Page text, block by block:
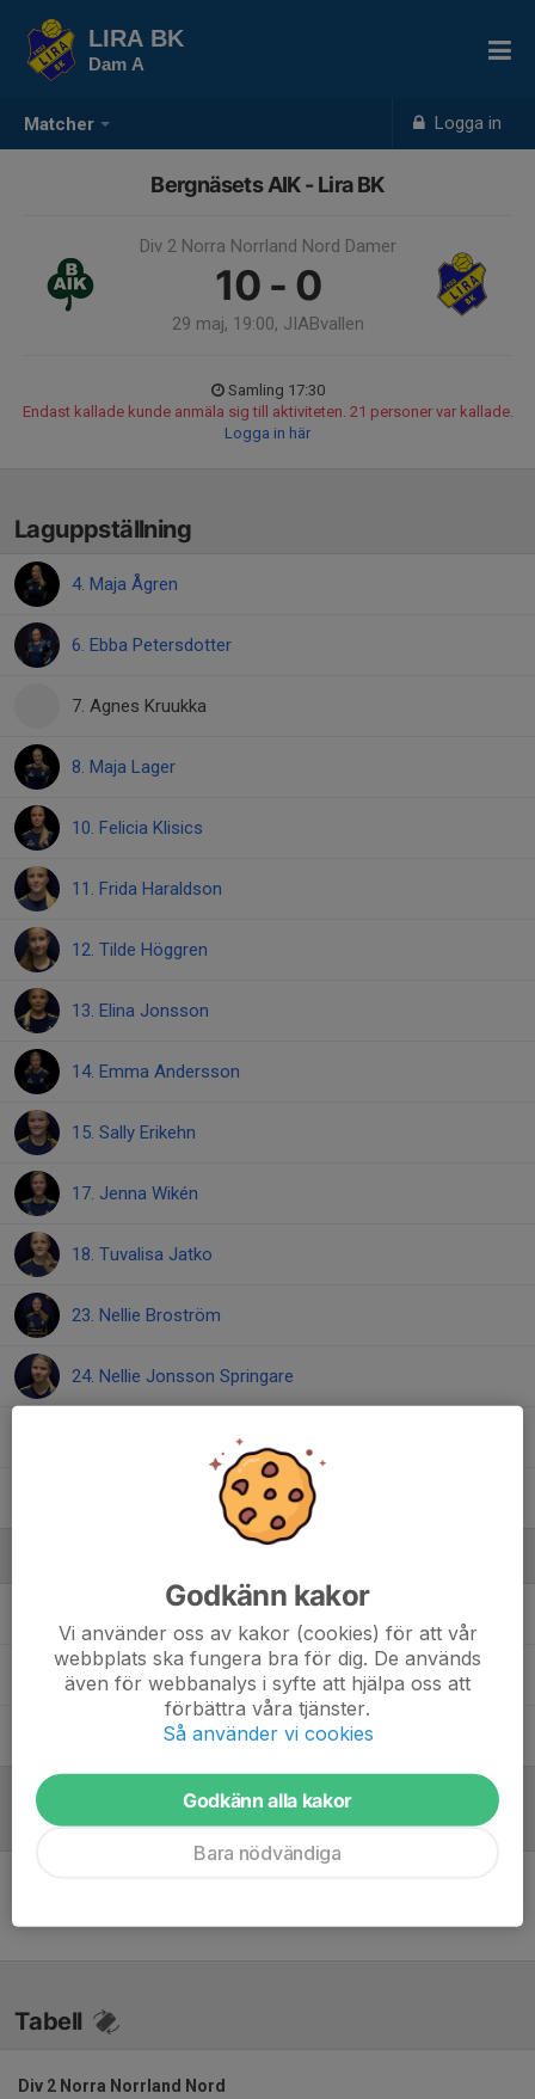
Matcher Logga in
LIRA BK
Dam A
Bergnäsets AIK - Lira BK
Div 2 Norra Norrland Nord Damer
10 - 0
29 maj, 19:00, JIABvallen
Samling 17:30
Endast kallade kunde anmäla sig till aktiviteten. 21 personer var kallade.
Logga in här
Laguppställning
4. Maja Ågren
6. Ebba Petersdotter
7. Agnes Kruukka
8. Maja Lager
10. Felicia Klisics
11. Frida Haraldson
12. Tilde Höggren
13. Elina Jonsson
14. Emma Andersson
15. Sally Erikehn
17. Jenna Wikén
18. Tuvalisa Jatko
23. Nellie Broström
24. Nellie Jonsson Springare
, F15 Junior
Daniel LindgrenMålvaktstränare
Peter LindqvistAssisterande tränare
Praneeth ChandranTränare
Referat
Tabell
Div 2 Norra Norrland Nord
Godkänn kakor
Vi använder oss av kakor (cookies) för att vår
webbplats ska fungera bra för dig. De används
även för webbanalys i syfte att hjälpa oss att
förbättra våra tjänster.
Så använder vi cookies
Godkänn alla kakor
Bara nödvändiga